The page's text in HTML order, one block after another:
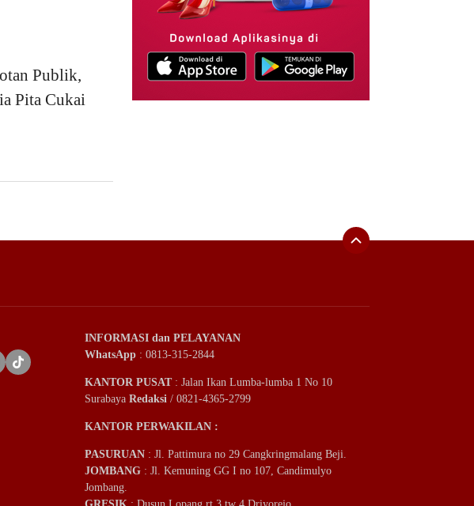
Publik,
Pita Cukai
INFORMASI dan PELAYANAN
WhatsApp : 0813-315-2844
KANTOR PUSAT: Jalan Ikan Lumba-lumba 1 No 10
Surabaya Redaksi / 0821-4365-2799
KANTOR PERWAKILAN :
PASURUAN : Jl. Pattimura no 29 Cangkringmalang Beji.
JOMBANG : Jl. Kemuning GG I no 107, Candimulyo
Jombang.
GRESIK : Dusun Lopang rt 3 tw 4 Driyorejo.